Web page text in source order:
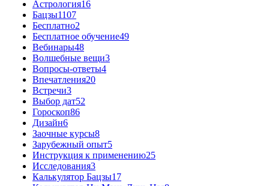
Астрология16
Бацзы1107
Бесплатно2
Бесплатное обучение49
Вебинары48
Волшебные вещи3
Вопросы-ответы4
Впечатления20
Встречи3
Выбор дат52
Гороскоп86
Дизайн6
Заочные курсы8
Зарубежный опыт5
Инструкция к применению25
Исследования3
Калькулятор Бацзы17